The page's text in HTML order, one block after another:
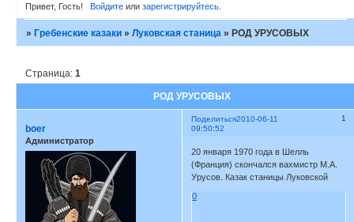
Привет, Гость! Войдитеили зарегистрируйтесь.
»Гребенские казаки »Луковская станица »РОД УРУСОВЫХ
РОД УРУСОВЫХ
Страница:1
Поделиться 1
2010-06-11
09:50:52
boer
Администратор
20 января 1970 года в Шелль
(Франция) скончался вахмистр М.А.
Урусов. Казак станицы Луковской
0